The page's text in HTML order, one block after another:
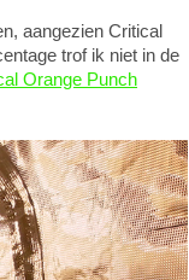
aangezien Critical
trof ik niet in de
Orange Punch